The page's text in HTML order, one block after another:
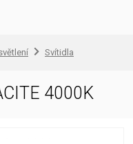
Svítidla
4000K